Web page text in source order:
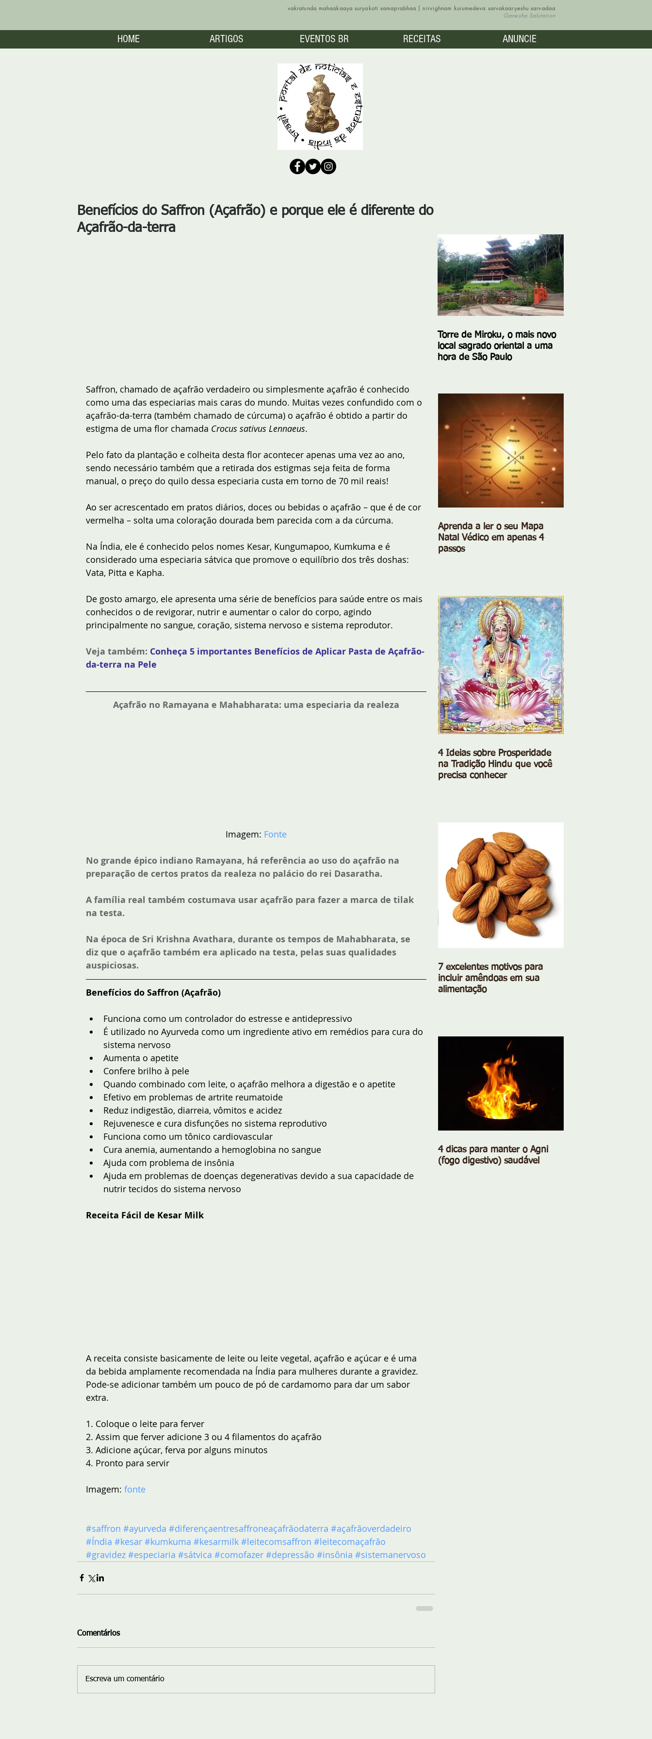
vakratunda mahaakaaya suryakoti samaprabhaa | nirvighnam kurumedeva sarvakaaryeshu sarvadaa
Ganesha Salutation
Benefícios do Saffron (Açafrão) e porque ele é diferente do
Açafrão-da-terra
Saffron, chamado de açafrão verdadeiro ou simplesmente açafrão é conhecido
como uma das especiarias mais caras do mundo. Muitas vezes confundido com o
açafrão-da-terra (também chamado de cúrcuma) o açafrão é obtido a partir do
estigma de uma flor chamada Crocus sativus Lennaeus.
Pelo fato da plantação e colheita desta flor acontecer apenas uma vez ao ano,
sendo necessário também que a retirada dos estigmas seja feita de forma
manual, o preço do quilo dessa especiaria custa em torno de 70 mil reais!
Ao ser acrescentado em pratos diários, doces ou bebidas o açafrão – que é de cor
vermelha – solta uma coloração dourada bem parecida com a da cúrcuma.
Na Índia, ele é conhecido pelos nomes Kesar, Kungumapoo, Kumkuma e é
considerado uma especiaria sátvica que promove o equilíbrio dos três doshas:
Vata, Pitta e Kapha.
De gosto amargo, ele apresenta uma série de benefícios para saúde entre os mais
conhecidos o de revigorar, nutrir e aumentar o calor do corpo, agindo
principalmente no sangue, coração, sistema nervoso e sistema reprodutor.
Veja também: Conheça 5 importantes Benefícios de Aplicar Pasta de Açafrão-
da-terra na Pele
Açafrão no Ramayana e Mahabharata: uma especiaria da realeza
Imagem: Fonte
No grande épico indiano Ramayana, há referência ao uso do açafrão na
preparação de certos pratos da realeza no palácio do rei Dasaratha.
A família real também costumava usar açafrão para fazer a marca de tilak
na testa.
Na época de Sri Krishna Avathara, durante os tempos de Mahabharata, se
diz que o açafrão também era aplicado na testa, pelas suas qualidades
auspiciosas.
Benefícios do Saffron (Açafrão)
Funciona como um controlador do estresse e antidepressivo
É utilizado no Ayurveda como um ingrediente ativo em remédios para cura do
sistema nervoso
Aumenta o apetite
Confere brilho à pele
Quando combinado com leite, o açafrão melhora a digestão e o apetite
Efetivo em problemas de artrite reumatoide
Reduz indigestão, diarreia, vômitos e acidez
Rejuvenesce e cura disfunções no sistema reprodutivo
Funciona como um tônico cardiovascular
Cura anemia, aumentando a hemoglobina no sangue
Ajuda com problema de insônia
Ajuda em problemas de doenças degenerativas devido a sua capacidade de
nutrir tecidos do sistema nervoso
Receita Fácil de Kesar Milk
A receita consiste basicamente de leite ou leite vegetal, açafrão e açúcar e é uma
da bebida amplamente recomendada na Índia para mulheres durante a gravidez.
Pode-se adicionar também um pouco de pó de cardamomo para dar um sabor
extra.
1. Coloque o leite para ferver
2. Assim que ferver adicione 3 ou 4 filamentos do açafrão
3. Adicione açúcar, ferva por alguns minutos
4. Pronto para servir
Imagem: fonte
#saffron #ayurveda #diferençaentresaffroneaçafrãodaterra #açafrãoverdadeiro
#Índia #kesar #kumkuma #kesarmilk #leitecomsaffron #leitecomaçafrão
#gravidez #especiaria #sátvica #comofazer #depressão #insônia #sistemanervoso
Comentários
Escreva um comentário
Torre de Miroku, o mais novo
local sagrado oriental a uma
hora de São Paulo
Aprenda a ler o seu Mapa
Natal Védico em apenas 4
passos
4 Ideias sobre Prosperidade
na Tradição Hindu que você
precisa conhecer
7 excelentes motivos para
incluir amêndoas em sua
alimentação
4 dicas para manter o Agni
(fogo digestivo) saudável
HOME ARTIGOS EVENTOS BR RECEITAS ANUNCIE